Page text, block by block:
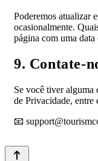
Poderemos atualizar
ocasionalmente.
página com uma
9. Contate-
Se você tiver alguma
de Privacidade, entre
📧